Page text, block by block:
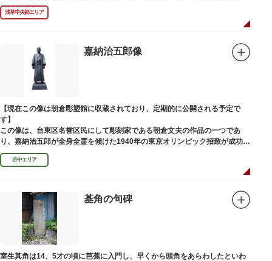
われています。 お墓は清光寺（せいこうじ）境内にあります。
浅草中央部エリア
嘉納治五郎像
【現在この像は朝倉彫塑館に収蔵されており、定期的に公開される予定で
す】
この像は、台東区名誉区民にして彫刻家である朝倉文夫の作品の一つであ
り、嘉納治五郎が全身全霊を傾けた1940年の東京オリンピック招致が成功
（のちに返上）した、1936年に制作されました。
朝倉文夫は、1907～1910年ころに嘉納と知り合ったと推察されます。その
後も縁があり、嘉納の人柄や骨格などを熟知していた朝倉は、嘉納の海外出
ポーズは、嘉納の柔道家としての「不動の姿勢」を意識したと思われます。
谷中エリア
基角の句碑
室生其角は14、5才の頃に芭蕉に入門し、早くから頭角をあらわしたといわ